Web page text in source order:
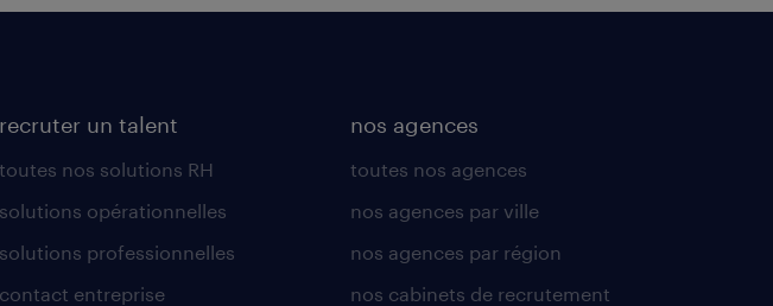
recruter un talent
toutes nos solutions RH
solutions opérationnelles
solutions professionnelles
contact entreprise
nos agences
toutes nos agences
nos agences par ville
nos agences par région
nos cabinets de recrutement